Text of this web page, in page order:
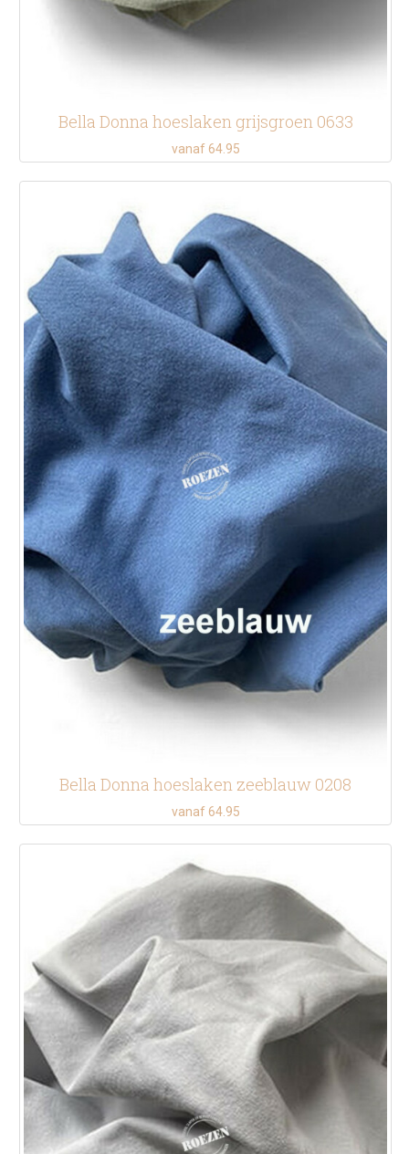
Bella Donna hoeslaken grijsgroen 0633
vanaf 64.95
Bella Donna hoeslaken zeeblauw 0208
vanaf 64.95